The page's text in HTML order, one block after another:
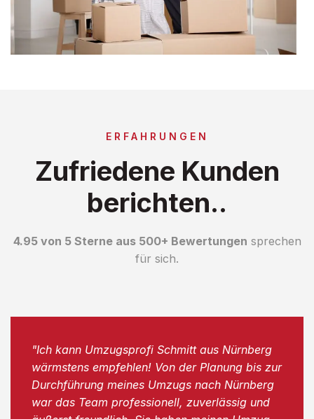
ERFAHRUNGEN
Zufriedene Kunden
berichten..
4.95 von 5 Sterne aus 500+ Bewertungen sprechen
für sich.
"Ich kann Umzugsprofi Schmitt aus Nürnberg
wärmstens empfehlen! Von der Planung bis zur
Durchführung meines Umzugs nach Nürnberg
war das Team professionell, zuverlässig und